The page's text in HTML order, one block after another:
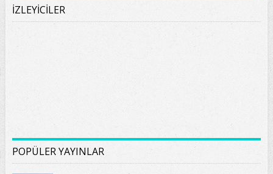
İZLEYİCİLER
POPÜLER YAYINLAR